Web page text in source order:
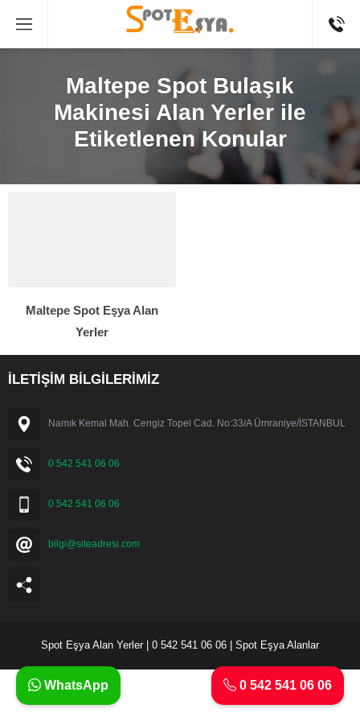
Maltepe Spot Bulaşık
Makinesi Alan Yerler ile
Etiketlenen Konular
Maltepe Spot Eşya Alan
Yerler
İLETİŞİM BİLGİLERİMİZ
Namık Kemal Mah. Cengiz Topel Cad. No:33/A Ümraniye/İSTANBUL
0 542 541 06 06
0 542 541 06 06
bilgi@siteadresi.com
Spot Eşya Alan Yerler | 0 542 541 06 06 | Spot Eşya Alanlar
0 542 541 06 06
WhatsApp